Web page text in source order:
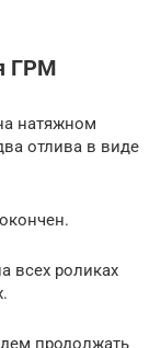
ГРМ
натяжном
отлива в виде
всех роликах
продолжать